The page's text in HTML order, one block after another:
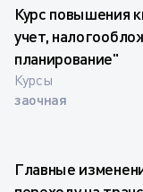
Курс повышения
учет,
планирование"
Курсы
заочная
Главные